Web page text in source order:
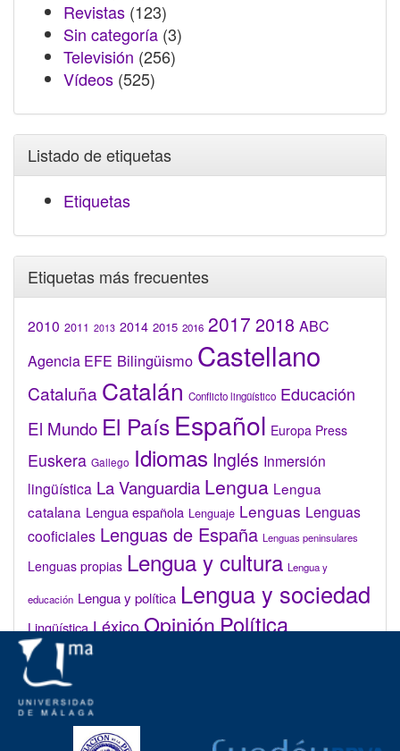
Revistas (123)
Sin categoría (3)
Televisión (256)
Vídeos (525)
Listado de etiquetas
Etiquetas
Etiquetas más frecuentes
2010 2011 2013 2014 2015 2016 2017 2018 ABC
Agencia EFE Bilingüismo Castellano
Cataluña Catalán Conflicto lingüístico Educación
El Mundo El País Español Europa Press
Euskera Gallego Idiomas Inglés Inmersión
lingüística La Vanguardia Lengua Lengua
catalana Lengua española Lenguaje Lenguas Lenguas
cooficiales Lenguas de España Lenguas peninsulares
Lenguas propias Lengua y cultura Lengua y
educación Lengua y política Lengua y sociedad
Lingüística LéxicoOpiniónPolítica
lingüística
Valenciano
Administrar